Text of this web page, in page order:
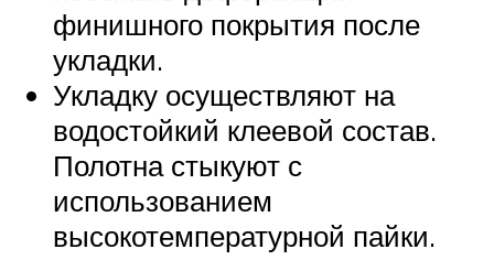
финишного покрытия после
укладки.
Укладку осуществляют на
водостойкий клеевой состав.
Полотна стыкуют с
использованием
высокотемпературной пайки.